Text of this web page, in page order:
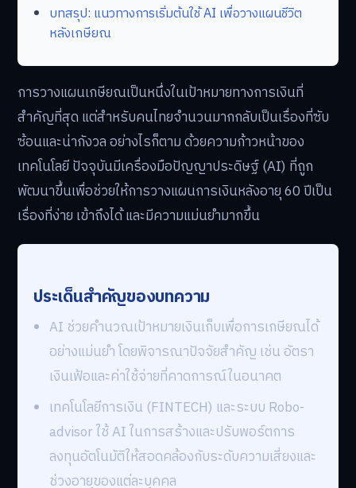
บทสรุป: แนวทางการเริ่มต้นใช้ AI เพื่อวางแผนชีวิต
หลังเกษียณ
การวางแผนเกษียณเป็นหนึ่งในเป้าหมายทางการเงินที่
สำคัญที่สุด แต่สำหรับคนไทยจำนวนมากกลับเป็นเรื่องที่ซับ
ซ้อนและน่ากังวล อย่างไรก็ตาม ด้วยความก้าวหน้าของ
เทคโนโลยี ปัจจุบันมีเครื่องมือปัญญาประดิษฐ์ (AI) ที่ถูก
พัฒนาขึ้นเพื่อช่วยให้การวางแผนการเงินหลังอายุ 60 ปีเป็น
เรื่องที่ง่าย เข้าถึงได้ และมีความแม่นยำมากขึ้น
ประเด็นสำคัญของบทความ
AI ช่วยคำนวณเป้าหมายเงินเก็บเพื่อการเกษียณได้
อย่างแม่นยำ โดยพิจารณาปัจจัยสำคัญ เช่น อัตรา
เงินเฟ้อและค่าใช้จ่ายที่คาดการณ์ในอนาคต
เทคโนโลยีการเงิน (FINTECH) และระบบ Robo-
advisor ใช้ AI ในการสร้างและปรับพอร์ตการ
ลงทุนอัตโนมัติให้สอดคล้องกับระดับความเสี่ยงและ
ช่วงอายุของแต่ละบุคคล